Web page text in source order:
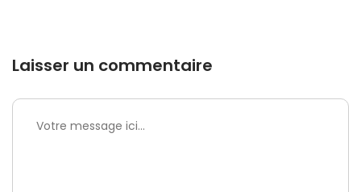
Laisser un commentaire